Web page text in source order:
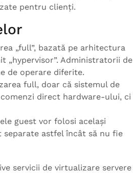
pentru clienți.
„full”, bazată pe arhitectura
„hypervisor”. Administratorii de
de operare diferite.
full, doar că sistemul de
direct hardware-ului, ci
guest vor folosi același
astfel încât să nu fie
servicii de virtualizare servere